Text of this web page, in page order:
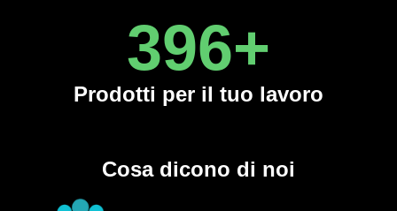
450+
Prodotti per il tuo lavoro
Cosa dicono di noi